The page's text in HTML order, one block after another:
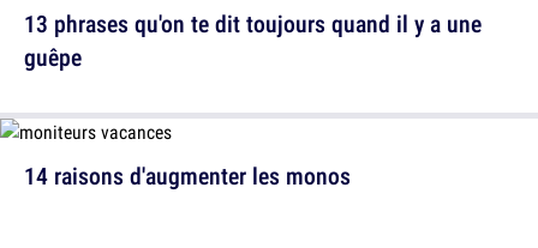
13 phrases qu'on te dit toujours quand il y a une
guêpe
14 raisons d'augmenter les monos